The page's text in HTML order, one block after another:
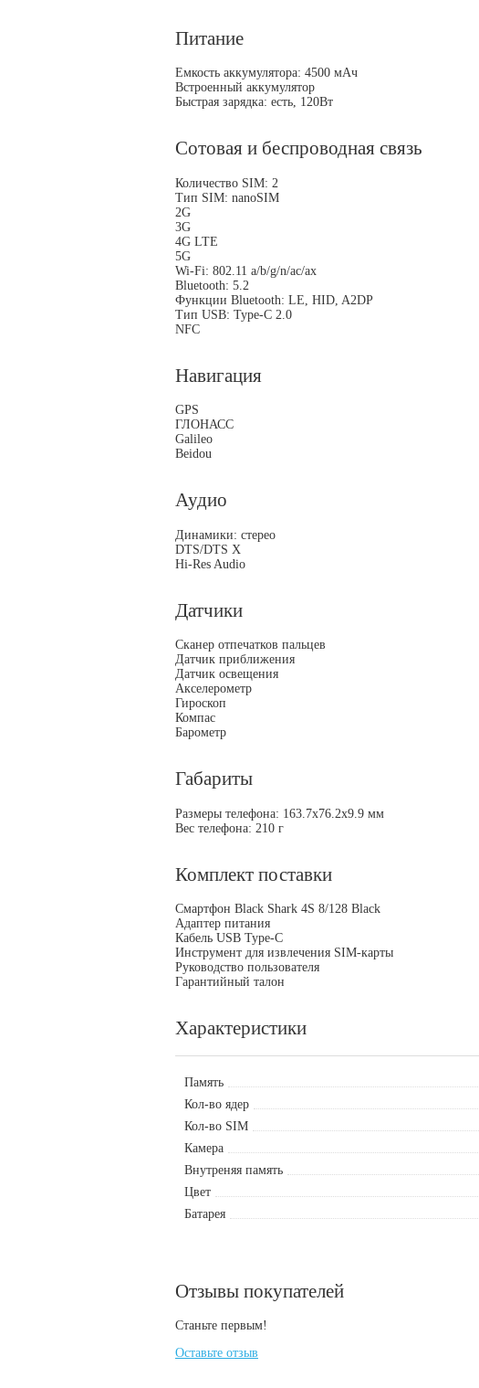
Питание
Емкость аккумулятора: 4500 мАч
Встроенный аккумулятор
Быстрая зарядка: есть, 120Вт
Сотовая и беспроводная связь
Количество SIM: 2
Тип SIM: nanoSIM
2G
3G
4G LTE
5G
Wi-Fi: 802.11 a/b/g/n/ac/ax
Bluetooth: 5.2
Функции Bluetooth: LE, HID, A2DP
Тип USB: Type-C 2.0
NFC
Навигация
GPS
ГЛОНАСС
Galileo
Beidou
Аудио
Динамики: стерео
DTS/DTS X
Hi-Res Audio
Датчики
Сканер отпечатков пальцев
Датчик приближения
Датчик освещения
Акселерометр
Гироскоп
Компас
Барометр
Габариты
Размеры телефона: 163.7х76.2х9.9 мм
Вес телефона: 210 г
Комплект поставки
Смартфон Black Shark 4S 8/128 Black
Адаптер питания
Кабель USB Type-C
Инструмент для извлечения SIM-карты
Руководство пользователя
Гарантийный талон
Характеристики
Память
Кол-во ядер
Кол-во SIM
Камера
Внутреняя память
Цвет
Батарея
Отзывы покупателей
Станьте первым!
Оставьте отзыв